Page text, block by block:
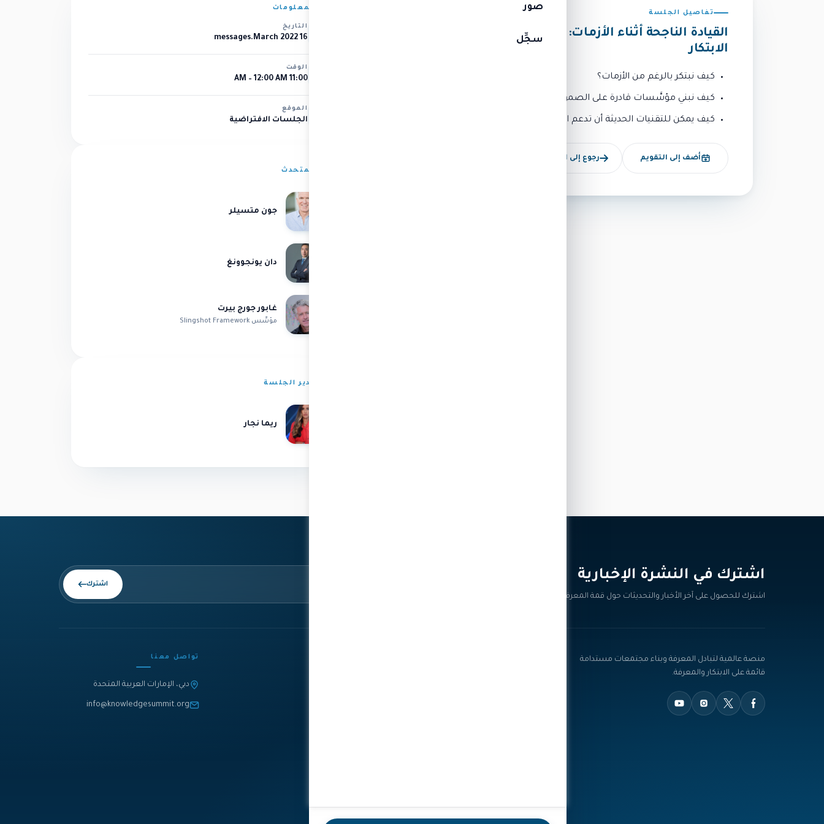
صور
سجِّل
تفاصيل الجلسة
القيادة الناجحة أثناء الأزمات: تحوُّل المجتمعات وقيادة
الابتكار
كيف نبتكر بالرغم من الأزمات؟
كيف نبني مؤسَّسات قادرة على الصمود في مرحلة ما بعد الجائحة؟
كيف يمكن للتقنيات الحديثة أن تدعم القيادات المبتكرة؟
أضف إلى التقويم رجوع إلى الأجندة
المعلومات
التاريخ
16 messages.March 2022
الوقت
11:00 AM – 12:00 AM
الموقع
الجلسات الافتراضية
المتحدث
جون متسيلر
دان يونجوونغ
غابور جورج بيرت
مؤسِّس Slingshot Framework
مدير الجلسة
ريما نجار
اشترك في النشرة الإخبارية‎
اشترك للحصول على آخر الأخبار والتحديثات حول قمة المعرفة.
اشترك
منصة عالمية لتبادل المعرفة وبناء مجتمعات مستدامة
قائمة على الابتكار والمعرفة.
تواصل معنا
دبي، الإمارات العربية المتحدة
info@knowledgesummit.org